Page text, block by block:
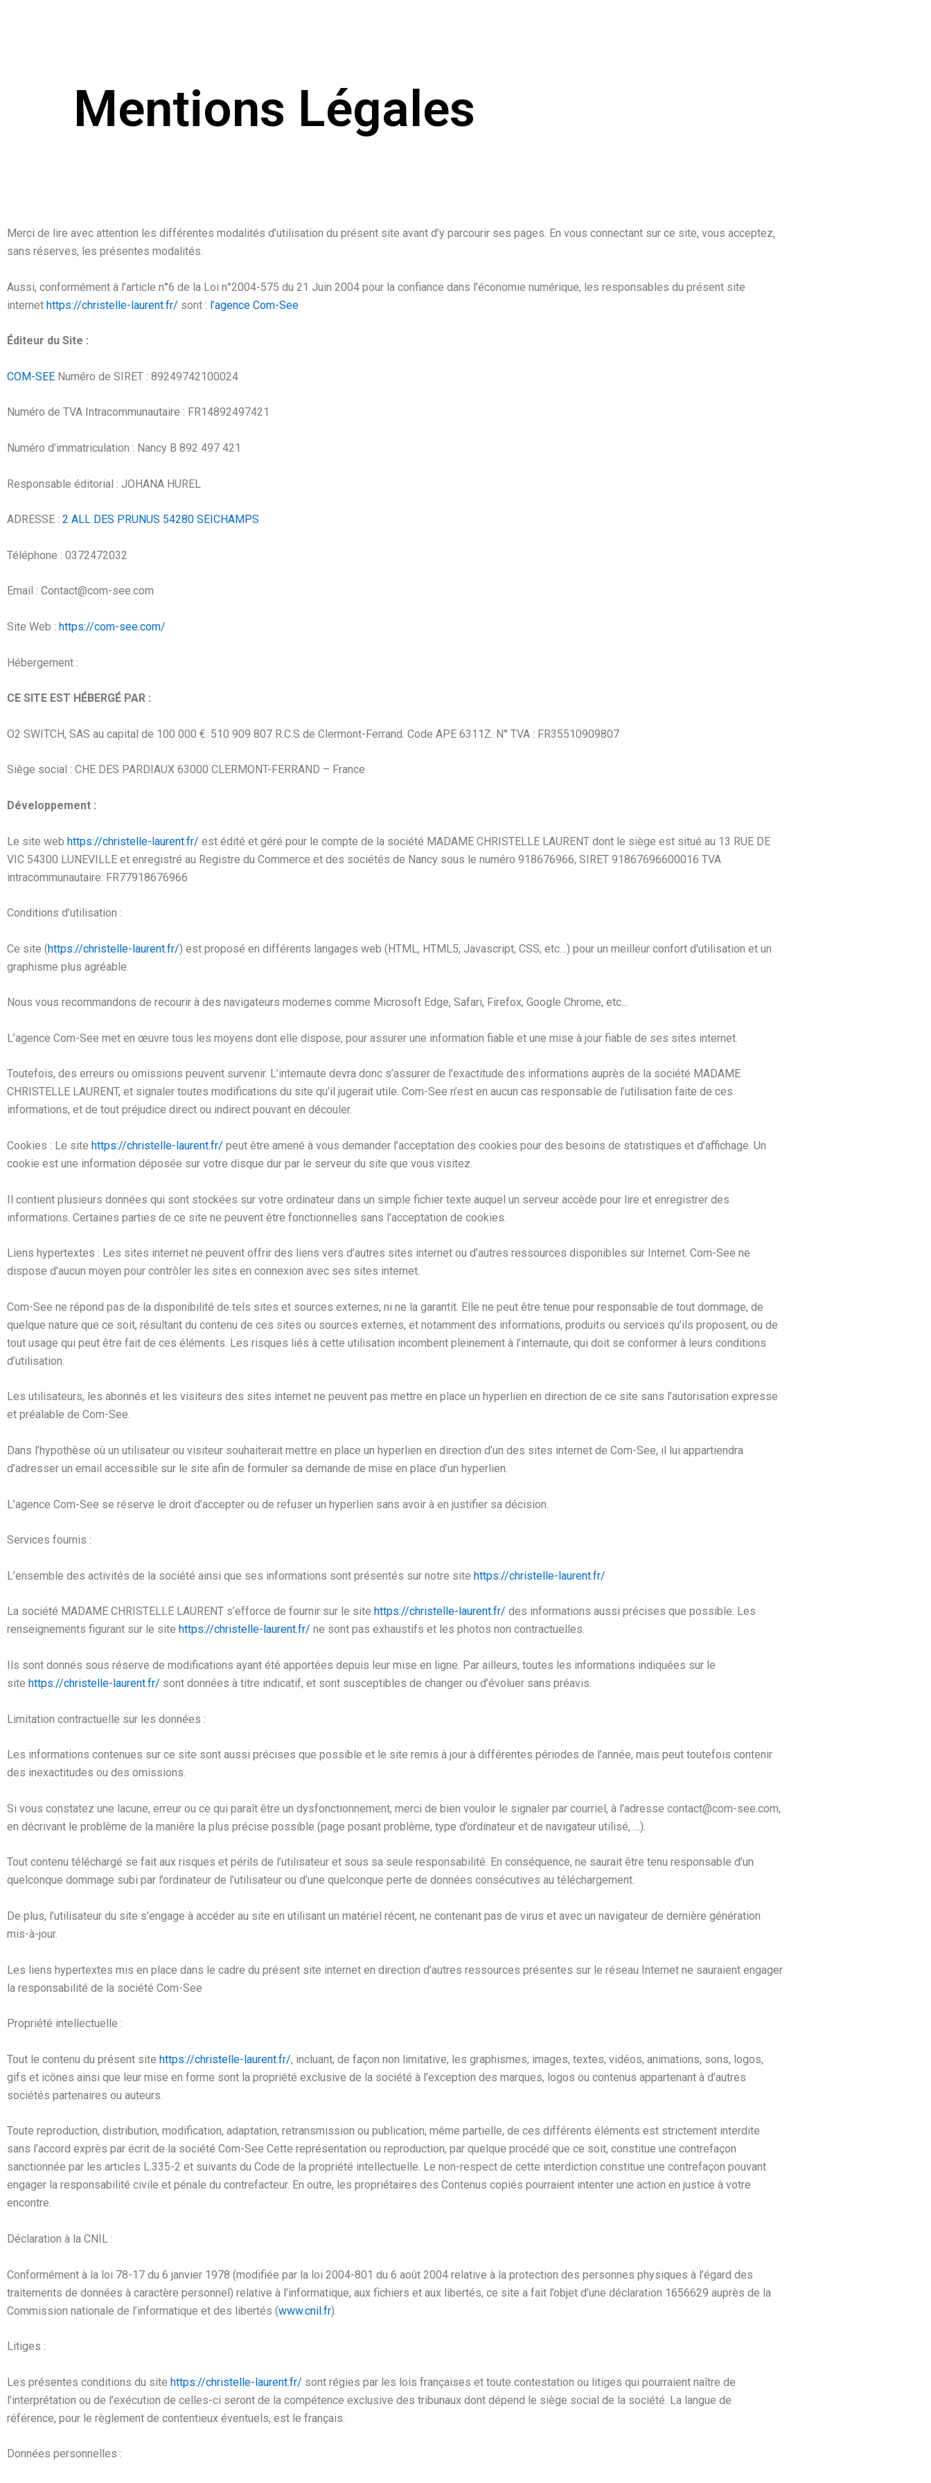
Mentions Légales
Merci de lire avec attention les différentes modalités d’utilisation du présent site avant d’y parcourir ses pages. En vous connectant sur ce site, vous acceptez,
sans réserves, les présentes modalités.
Aussi, conformément à l’article n°6 de la Loi n°2004-575 du 21 Juin 2004 pour la confiance dans l’économie numérique, les responsables du présent site
internet https://christelle-laurent.fr/ sont : l’agence Com-See
Éditeur du Site :
COM-SEE Numéro de SIRET : 89249742100024
Numéro de TVA Intracommunautaire : FR14892497421
Numéro d’immatriculation : Nancy B 892 497 421
Responsable éditorial : JOHANA HUREL
ADRESSE : 2 ALL DES PRUNUS 54280 SEICHAMPS
Téléphone : 0372472032
Email : Contact@com-see.com
Site Web : https://com-see.com/
Hébergement :
CE SITE EST HÉBERGÉ PAR :
O2 SWITCH, SAS au capital de 100 000 €. 510 909 807 R.C.S de Clermont-Ferrand. Code APE 6311Z. N° TVA : FR35510909807
Siège social : CHE DES PARDIAUX 63000 CLERMONT-FERRAND – France
Développement :
Le site web https://christelle-laurent.fr/ est édité et géré pour le compte de la société MADAME CHRISTELLE LAURENT dont le siège est situé au 13 RUE DE
VIC 54300 LUNEVILLE et enregistré au Registre du Commerce et des sociétés de Nancy sous le numéro 918676966, SIRET 91867696600016 TVA
intracommunautaire: FR77918676966
Conditions d’utilisation :
Ce site (https://christelle-laurent.fr/) est proposé en différents langages web (HTML, HTML5, Javascript, CSS, etc…) pour un meilleur confort d’utilisation et un
graphisme plus agréable.
Nous vous recommandons de recourir à des navigateurs modernes comme Microsoft Edge, Safari, Firefox, Google Chrome, etc…
L’agence Com-See met en œuvre tous les moyens dont elle dispose, pour assurer une information fiable et une mise à jour fiable de ses sites internet.
Toutefois, des erreurs ou omissions peuvent survenir. L’internaute devra donc s’assurer de l’exactitude des informations auprès de la société MADAME
CHRISTELLE LAURENT, et signaler toutes modifications du site qu’il jugerait utile. Com-See n’est en aucun cas responsable de l’utilisation faite de ces
informations, et de tout préjudice direct ou indirect pouvant en découler.
Cookies : Le site https://christelle-laurent.fr/ peut être amené à vous demander l’acceptation des cookies pour des besoins de statistiques et d’affichage. Un
cookie est une information déposée sur votre disque dur par le serveur du site que vous visitez.
Il contient plusieurs données qui sont stockées sur votre ordinateur dans un simple fichier texte auquel un serveur accède pour lire et enregistrer des
informations. Certaines parties de ce site ne peuvent être fonctionnelles sans l’acceptation de cookies.
Liens hypertextes : Les sites internet ne peuvent offrir des liens vers d’autres sites internet ou d’autres ressources disponibles sur Internet. Com-See ne
dispose d’aucun moyen pour contrôler les sites en connexion avec ses sites internet.
Com-See ne répond pas de la disponibilité de tels sites et sources externes, ni ne la garantit. Elle ne peut être tenue pour responsable de tout dommage, de
quelque nature que ce soit, résultant du contenu de ces sites ou sources externes, et notamment des informations, produits ou services qu’ils proposent, ou de
tout usage qui peut être fait de ces éléments. Les risques liés à cette utilisation incombent pleinement à l’internaute, qui doit se conformer à leurs conditions
d’utilisation.
Les utilisateurs, les abonnés et les visiteurs des sites internet ne peuvent pas mettre en place un hyperlien en direction de ce site sans l’autorisation expresse
et préalable de Com-See.
Dans l’hypothèse où un utilisateur ou visiteur souhaiterait mettre en place un hyperlien en direction d’un des sites internet de Com-See, il lui appartiendra
d’adresser un email accessible sur le site afin de formuler sa demande de mise en place d’un hyperlien.
L’agence Com-See se réserve le droit d’accepter ou de refuser un hyperlien sans avoir à en justifier sa décision.
Services fournis :
L’ensemble des activités de la société ainsi que ses informations sont présentés sur notre site https://christelle-laurent.fr/
La société MADAME CHRISTELLE LAURENT s’efforce de fournir sur le site https://christelle-laurent.fr/ des informations aussi précises que possible. Les
renseignements figurant sur le site https://christelle-laurent.fr/ ne sont pas exhaustifs et les photos non contractuelles.
Ils sont donnés sous réserve de modifications ayant été apportées depuis leur mise en ligne. Par ailleurs, toutes les informations indiquées sur le
site https://christelle-laurent.fr/ sont données à titre indicatif, et sont susceptibles de changer ou d’évoluer sans préavis.
Limitation contractuelle sur les données :
Les informations contenues sur ce site sont aussi précises que possible et le site remis à jour à différentes périodes de l’année, mais peut toutefois contenir
des inexactitudes ou des omissions.
Si vous constatez une lacune, erreur ou ce qui paraît être un dysfonctionnement, merci de bien vouloir le signaler par courriel, à l’adresse contact@com-see.com,
en décrivant le problème de la manière la plus précise possible (page posant problème, type d’ordinateur et de navigateur utilisé, …).
Tout contenu téléchargé se fait aux risques et périls de l’utilisateur et sous sa seule responsabilité. En conséquence, ne saurait être tenu responsable d’un
quelconque dommage subi par l’ordinateur de l’utilisateur ou d’une quelconque perte de données consécutives au téléchargement.
De plus, l’utilisateur du site s’engage à accéder au site en utilisant un matériel récent, ne contenant pas de virus et avec un navigateur de dernière génération
mis-à-jour.
Les liens hypertextes mis en place dans le cadre du présent site internet en direction d’autres ressources présentes sur le réseau Internet ne sauraient engager
la responsabilité de la société Com-See
Propriété intellectuelle :
Tout le contenu du présent site https://christelle-laurent.fr/, incluant, de façon non limitative, les graphismes, images, textes, vidéos, animations, sons, logos,
gifs et icônes ainsi que leur mise en forme sont la propriété exclusive de la société à l’exception des marques, logos ou contenus appartenant à d’autres
sociétés partenaires ou auteurs.
Toute reproduction, distribution, modification, adaptation, retransmission ou publication, même partielle, de ces différents éléments est strictement interdite
sans l’accord exprès par écrit de la société Com-See Cette représentation ou reproduction, par quelque procédé que ce soit, constitue une contrefaçon
sanctionnée par les articles L.335-2 et suivants du Code de la propriété intellectuelle. Le non-respect de cette interdiction constitue une contrefaçon pouvant
engager la responsabilité civile et pénale du contrefacteur. En outre, les propriétaires des Contenus copiés pourraient intenter une action en justice à votre
encontre.
Déclaration à la CNIL :
Conformément à la loi 78-17 du 6 janvier 1978 (modifiée par la loi 2004-801 du 6 août 2004 relative à la protection des personnes physiques à l’égard des
traitements de données à caractère personnel) relative à l’informatique, aux fichiers et aux libertés, ce site a fait l’objet d’une déclaration 1656629 auprès de la
Commission nationale de l’informatique et des libertés (www.cnil.fr).
Litiges :
Les présentes conditions du site https://christelle-laurent.fr/ sont régies par les lois françaises et toute contestation ou litiges qui pourraient naître de
l’interprétation ou de l’exécution de celles-ci seront de la compétence exclusive des tribunaux dont dépend le siège social de la société. La langue de
référence, pour le règlement de contentieux éventuels, est le français.
Données personnelles :